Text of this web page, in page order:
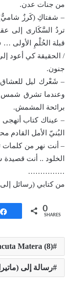
من جنات عدن.
– شفتاكِ (كَرزٌ شاميٌّ)
تردُ السَّكَارى إلى
قبلة الحُلْمِ الأولى
/ الحقيقة كي أعود
جنون.
– شَعْرك ليل للعشاق
وعندما تشرق شمس
برائحة المشمش.
– عيناك كتاب أتهجى
البُنيّ الأمل القادم
– أنت نهر من كلمات
الخلود .. أنت قصيدة
……………
من كتابي (رسائل إلى
Share 0
SHARES
Matera (8)
رسالة إلى